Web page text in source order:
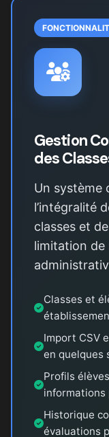
Gestion
des
Un système
l’intégralité
classes et
limitation
Classes et
Import CSV
en quelques
Profils
informations
Historique
évaluations